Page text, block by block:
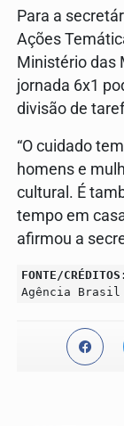
Para a
Ações
Ministério das
jornada 6x1
divisão de
“O cuidado
homens e
cultural. É
tempo em
afirmou a
FONTE/CRÉDITOS:
Agência Brasil